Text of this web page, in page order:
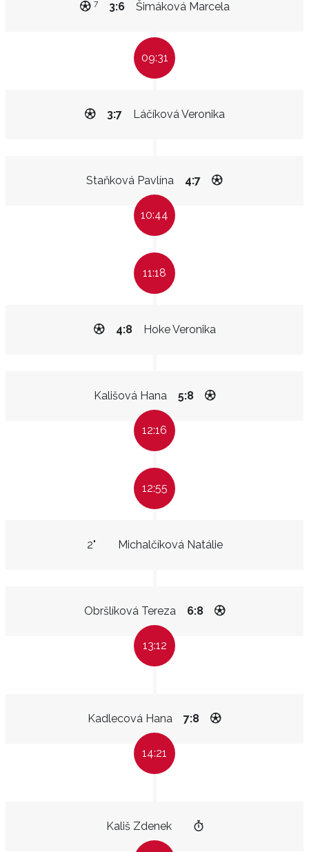
Šimáková Marcela
3:6
7
09:31
Láčíková Veronika
3:7
Staňková Pavlína 4:7
10:44
11:18
Hoke Veronika
4:8
Kališová Hana 5:8
12:16
12:55
Michalčíková Natálie
2"
Obršlíková Tereza 6:8
13:12
Kadlecová Hana 7:8
14:21
Kališ Zdenek